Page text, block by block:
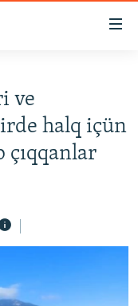
ve
halq içün
çıqqanlar